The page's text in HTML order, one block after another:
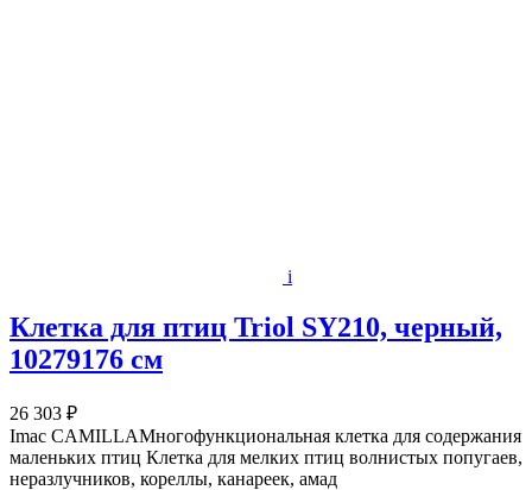
i
Клетка для птиц Triol SY210, черный,
10279176 см
26 303 ₽
Imac CAMILLAМногофункциональная клетка для содержания
маленьких птиц Клетка для мелких птиц волнистых попугаев,
неразлучников, кореллы, канареек, амад